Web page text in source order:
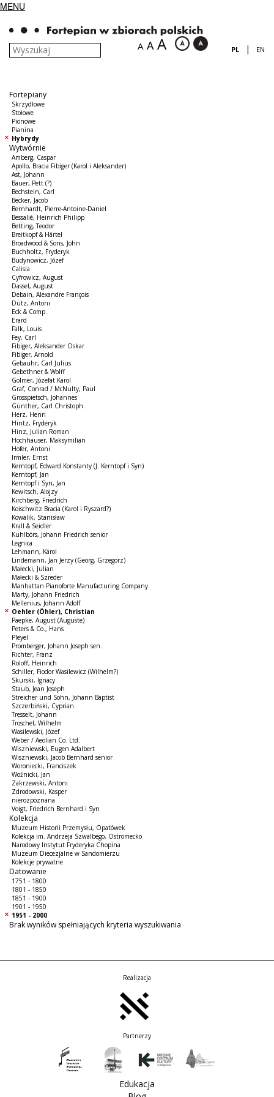
MENU
A A A PL | EN
Fortepiany
Skrzydłowe
Stołowe
Pionowe
Pianina
Hybrydy
Wytwórnie
Amberg, Caspar
Apollo, Bracia Fibiger (Karol i Aleksander)
Ast, Johann
Bauer, Pett (?)
Bechstein, Carl
Becker, Jacob
Bernhardt, Pierre-Antoine-Daniel
Bessalié, Heinrich Philipp
Betting, Teodor
Breitkopf & Härtel
Broadwood & Sons, John
Buchholtz, Fryderyk
Budynowicz, Józef
Calisia
Cyfrowicz, August
Dassel, August
Debain, Alexandre François
Dütz, Antoni
Eck & Comp.
Erard
Falk, Louis
Fey, Carl
Fibiger, Aleksander Oskar
Fibiger, Arnold
Gebauhr, Carl Julius
Gebethner & Wolff
Golmer, Józefat Karol
Graf, Conrad / McNulty, Paul
Grosspietsch, Johannes
Günther, Carl Christoph
Herz, Henri
Hintz, Fryderyk
Hinz, Julian Roman
Hochhauser, Maksymilian
Hofer, Antoni
Irmler, Ernst
Kerntopf, Edward Konstanty (J. Kerntopf i Syn)
Kerntopf, Jan
Kerntopf i Syn, Jan
Kewitsch, Alojzy
Kirchberg, Friedrich
Koischwitz Bracia (Karol i Ryszard?)
Kowalik, Stanisław
Krall & Seidler
Kuhlbörs, Johann Friedrich senior
Legnica
Lehmann, Karol
Lindemann, Jan Jerzy (Georg, Grzegorz)
Małecki, Julian
Małecki & Szreder
Manhattan Pianoforte Manufacturing Company
Marty, Johann Friedrich
Mellenius, Johann Adolf
Oehler (Öhler), Christian
Paepke, August (Auguste)
Peters & Co., Hans
Pleyel
Promberger, Johann Joseph sen.
Richter, Franz
Roloff, Heinrich
Schiller, Fiodor Wasilewicz (Wilhelm?)
Skurski, Ignacy
Staub, Jean Joseph
Streicher und Sohn, Johann Baptist
Szczerbiński, Cyprian
Tresselt, Johann
Troschel, Wilhelm
Wasilewski, Józef
Weber / Aeolian Co. Ltd.
Wiszniewski, Eugen Adalbert
Wiszniewski, Jacob Bernhard senior
Woroniecki, Franciszek
Woźnicki, Jan
Zakrzewski, Antoni
Zdrodowski, Kasper
nierozpoznana
Voigt, Friedrich Bernhard i Syn
Kolekcja
Muzeum Historii Przemysłu, Opatówek
Kolekcja im. Andrzeja Szwalbego, Ostromecko
Narodowy Instytut Fryderyka Chopina
Muzeum Diecezjalne w Sandomierzu
Kolekcje prywatne
Datowanie
1751 - 1800
1801 - 1850
1851 - 1900
1901 - 1950
1951 - 2000
Brak wyników spełniających kryteria wyszukiwania
Realizacja
Partnerzy
Edukacja